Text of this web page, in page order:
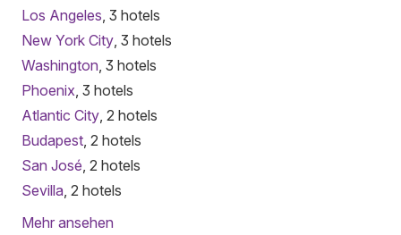
Los Angeles , 3 hotels
New York City , 3 hotels
Washington , 3 hotels
Phoenix , 3 hotels
Atlantic City , 2 hotels
Budapest , 2 hotels
San José , 2 hotels
Sevilla , 2 hotels
Mehr ansehen